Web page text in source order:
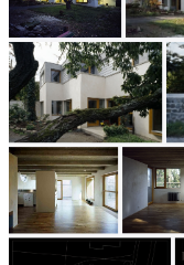
architektů
Katalog
dodavatelů
Vložit
inzerát
do
burzy
práce
Newsletter
Přihlaste se k odběru
týdenního newsletteru: